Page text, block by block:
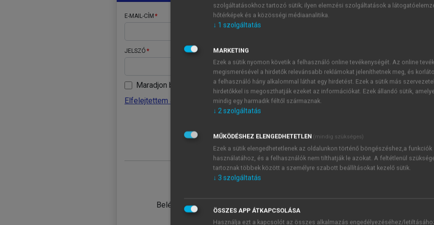
E-MAIL-CÍM
JELSZÓ
Maradjon belépve
Elfelejtettem a jelszavamat
Belépés intézményi azonosítóval
JELSZÓ
Kérek értesítést a MeRSZ
Kérek értesítést az
szolgáltatásokhoz tartozó sütik; ilyen elemzési szolgáltatások a
hőtérképek és a közösségi médiaanalitika.
↓ 1 szolgáltatás
MARKETING
Ezek a sütik nyomon követik a felhasználó online tevékenységét. Az online
megismerésével a hirdetők relevánsabb reklámokat jeleníthetnek meg, és
a felhasználó hány alkalommal láthat egy hirdetést. Ezek a sütik más
hirdetőkkel is megoszthatják ezeket az információkat. Ezek állandó sütik,
mindig egy harmadik féltől származnak.
↓ 2szolgáltatás
MŰKÖDÉSHEZ ELENGEDHETETLEN (mindig szükséges)
Ezek a sütik elengedhetetlenek az oldalunkon történő böngészéshez,a funkciók
használatához, és a felhasználók nem tilthatják le azokat. A feltétlenül
tartoznak többek között a személyre szabott beállításokat kezelő sütik.
↓ 3 szolgáltatás
ÖSSZES APP ÁTKAPCSOLÁSA
Használja ezt a kapcsolót az összes alkalmazás engedélyezéséhez/